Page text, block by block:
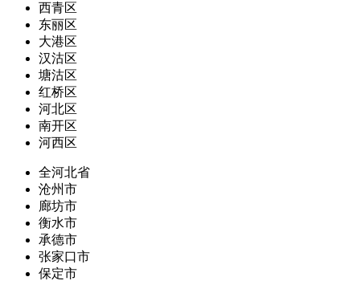
西青区
东丽区
大港区
汉沽区
塘沽区
红桥区
河北区
南开区
河西区
全河北省
沧州市
廊坊市
衡水市
承德市
张家口市
保定市